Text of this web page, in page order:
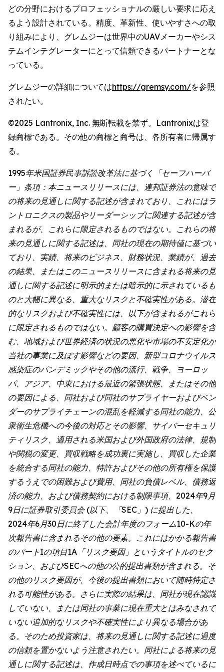
どの分野におけるプロフェッショナルの厳しい要求に応え
るよう設計されている。精度、革新性、使いやすさへの取
り組みにより、グレムジーは世界中のUAVメーカーやシス
テムインテグレーターにとって信頼できるパートナーとな
っている。
グレムジーの詳細についてはhttps://gremsy.com/を参照
されたい。
©2025 Lantronix, Inc. 無断転載を禁ず。Lantronixは登
録商標である。その他の商標と商号は、各所有者に帰属す
る。
1995年米国証券民事訴訟改革法に基づく「セーフハーバ
ー」条項：本ニュースリリースには、連邦証券法の意味で
の将来の見通しに関する記述が含まれており、これにはラ
ントロニクスの製品やリーダーシップに関連する記述が含
まれるが、これらに限定されるものではない。これらの将
来の見通しに関する記述は、同社の現在の期待値に基づい
ており、実績、将来のビジネス、財務状況、業績が、過去
の結果、またはこのニュースリリースに含まれる将来の見
通しに関する記述に明示的または暗示的に示されているも
のと大幅に異なる、重大なリスクと不確実性がある。潜在
的なリスクおよび不確実性には、以下が含まれるがこれら
に限定されるものではない。顧客の購買決定への影響を含
む、地域および世界経済の状況の悪化や市場の不安定化が
当社の事業に及ぼす影響などの要因、新型コロナウイルス
感染症のパンデミックやその他の流行、戦争、ヨーロッ
パ、アジア、中東における最近の緊張状態、またはその他
の要因による、同社および同社のサプライヤーおよびベン
ダーのサプライチェーンの混乱を軽減する同社の能力、公
衆衛生危機への今後の対応とその影響、サイバーセキュリ
ティリスク、適用される米国および外国政府の法律、規制
や関税の変更、買収戦略を成功裏に実施し、買収した企業
を統合する同社の能力、特許およびその他の所有権を保護
するうえでの困難および費用、同社の負債レベル、債務返
済の能力、および債務契約における制限事項、2024年9月
9日に証券取引委員会 (以下、「SEC」) に提出した、
2024年6月30日に終了した会計年度のフォーム10-Kの年
次報告書に含まれるその他の要素。これにはかかる報告書
のパートIの項目1A「リスク要因」というタイトルのセク
ション、およびSECへの他の公的提出書類が含まれる。そ
の他のリスク要因が、今後の提出書類において随時特定さ
れる可能性がある。さらに実際の結果は、同社が現在認識
していない、または同社の事業に現在重大とはみなされて
いない追加的なリスクや不確実性により異なる場合があ
る。そのため投資家は、将来の見通しに関する記述に過度
の信頼を置かないよう注意されたい。同社による将来の見
通しに関する記述は、作成日時点での事項を述べているに